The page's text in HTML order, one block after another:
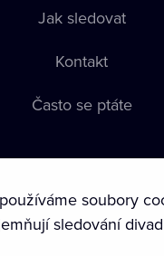
Jak sledovat
Kontakt
Často se ptáte
soubory
sledování